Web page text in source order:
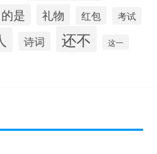
的是 礼物 红包 考试
诗词 还不 这一